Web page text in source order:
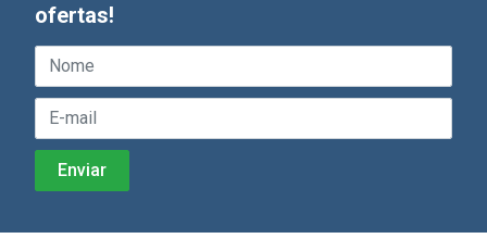
ofertas!